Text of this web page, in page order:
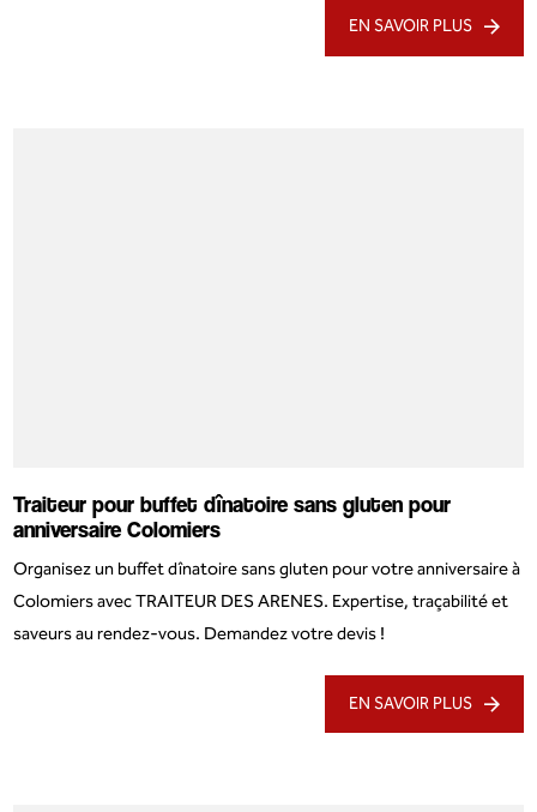
EN SAVOIR PLUS
Traiteur pour buffet dînatoire sans gluten pour
anniversaire Colomiers
Organisez un buffet dînatoire sans gluten pour votre anniversaire à
Colomiers avec TRAITEUR DES ARENES. Expertise, traçabilité et
saveurs au rendez-vous. Demandez votre devis !
EN SAVOIR PLUS